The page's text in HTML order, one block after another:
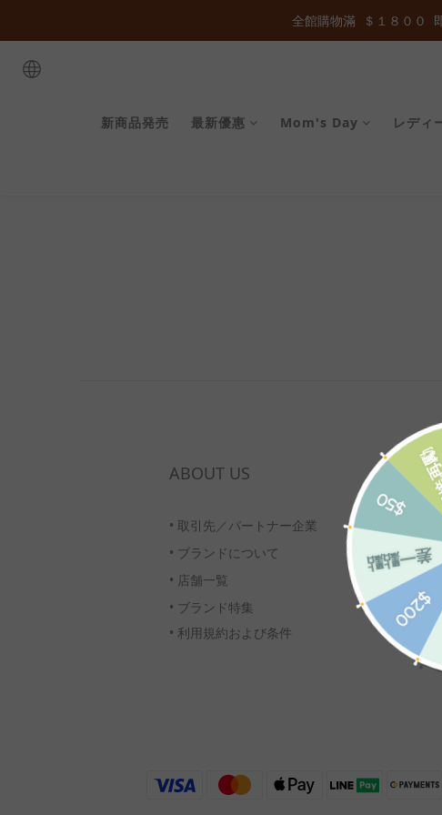
全館購物滿  ＄１８００
全館購物滿  ＄１８００
新商品発売
最新優惠 Mom's Day レディ
ABOUT US
• 取引先／パートナー企業
• ブランドについて
• 店舗一覧
• ブランド特集
• 利用規約および条件
• ご
•会
• お
• 返